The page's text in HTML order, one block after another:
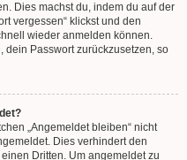
Dies machst du, indem du auf der
vergessen“ klickst und den
wieder anmelden können.
dein Passwort zurückzusetzen, so
„Angemeldet bleiben“ nicht
Dies verhindert den
Dritten. Um angemeldet zu